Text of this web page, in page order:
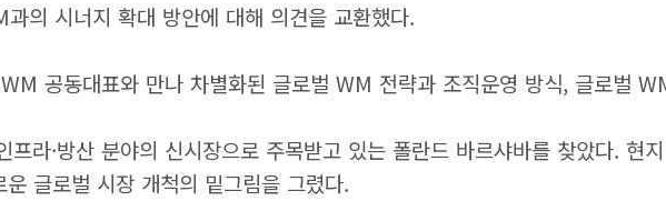
의 시너지 확대 방안에 대해 의견을 교환했다.
공동대표와 만나 차별화된 글로벌 WM 전략과 조직운영 방식, 글로벌
프라·방산 분야의 신시장으로 주목받고 있는 폴란드 바르샤바를 찾았다.
글로벌 시장 개척의 밑그림을 그렸다.